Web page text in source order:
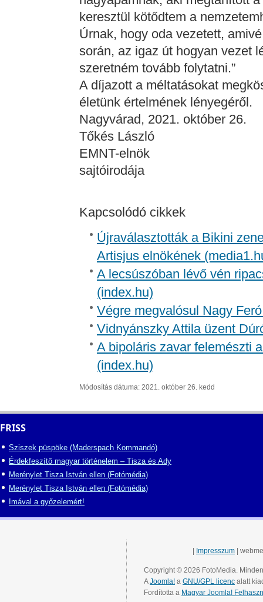
keresztül kötődtem a
Úrnak, hogy oda vezetett,
során, az igaz út hogyan vezet
szeretném tovább folytatni.”
A díjazott a méltatásokat
életünk értelmének lényegéről.
Nagyvárad, 2021. október 26.
Tőkés László
EMNT-elnök
sajtóirodája
Kapcsolódó cikkek
Újraválasztották a Bikini
Artisjus elnökének
A lecsúszóban lévő vén
(index.hu)
Végre megvalósul Nagy
Vidnyánszky Attila üzent
A bipoláris zavar felemészti
(index.hu)
Módosítás dátuma: 2021. október 26. kedd
FRISS
Sziszek püspöke (Maderspach Kommandó)
Érdekfeszítő magyar történelem – Tisza és Ady
Merénylet Tisza István ellen (Fotómédia)
Merénylet Tisza István ellen (Fotómédia)
Imával a győzelemért!
Impresszum |
Copyright © 2026 FotoMedia.
AJoomla! a GNU/GPL licenc alatt
Fordította a Magyar Joomla!